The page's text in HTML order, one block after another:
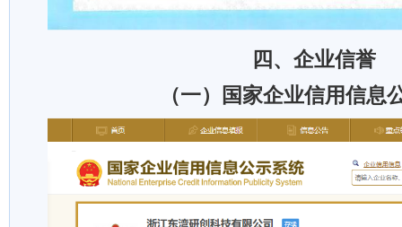
四、企业信誉
（一）国家企业信用信息